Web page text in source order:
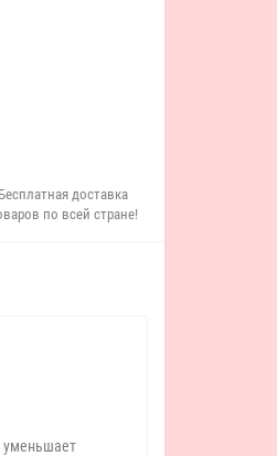
Бесплатная доставка
по всей стране!
уменьшает